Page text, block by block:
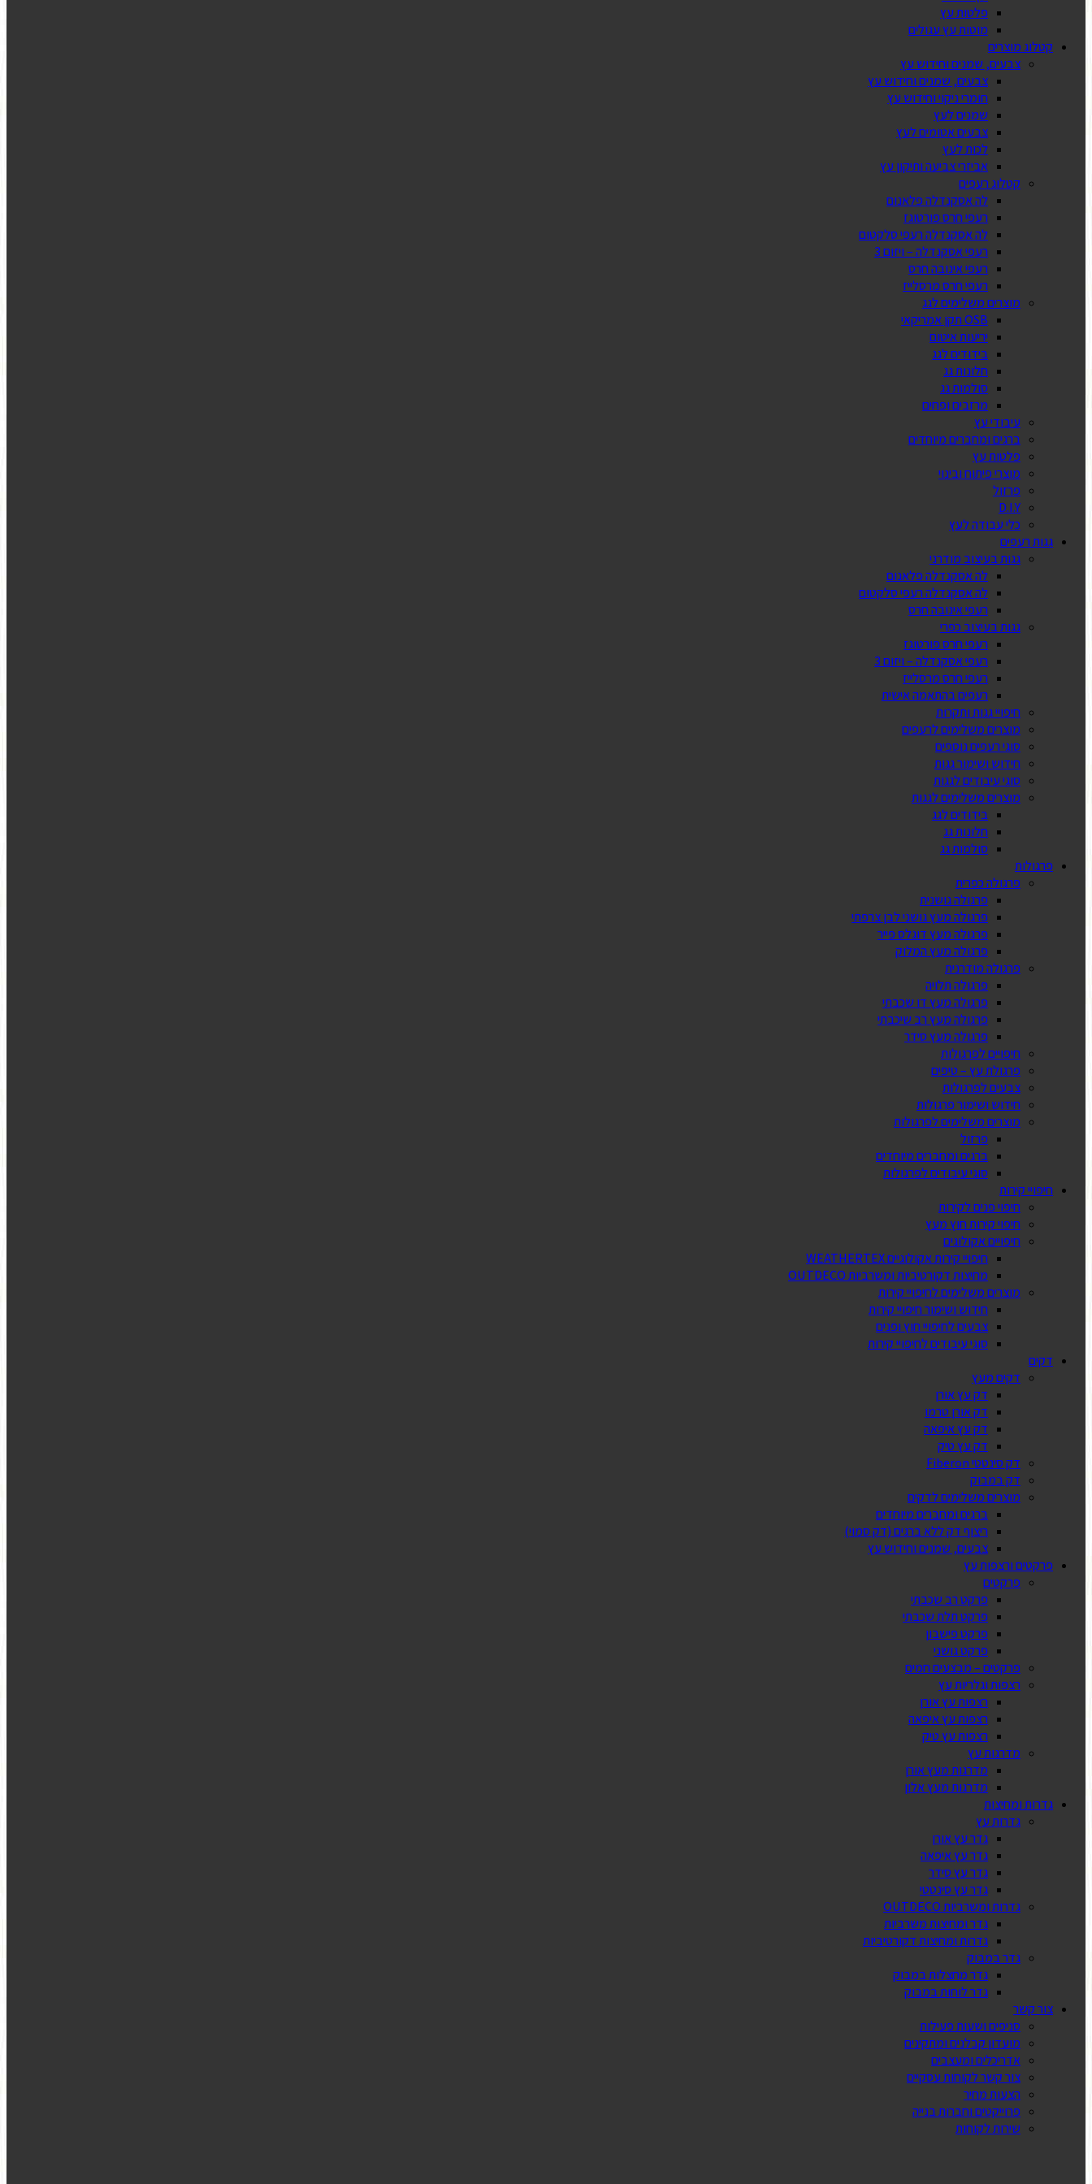
פלטות עץ
מוטות עץ עגולים
קטלוג מוצרים
צבעים, שמנים וחידוש עץ
צבעים, שמנים וחידוש עץ
חומרי ניקוי וחידוש עץ
שמנים לעץ
צבעים אטומים לעץ
לכות לעץ
אביזרי צביעה ותיקון עץ
קטלוג רעפים
לה אסקנדלה פלאנום
רעפי חרס פורטוגז
לה אסקנדלה רעפי סלקטום
רעפי אסקנדלה – ויזום 3
רעפי אינובה חרס
רעפי חרס מרסלייז
מוצרים משלימים לגג
OSB תקן אמריקאי
יריעות איטום
בידודים לגג
חלונות גג
סולמות גג
מרזבים ופחים
עיבודי עץ
ברגים ומחברים מיוחדים
פלטות עץ
מוצרי פיתוח ובינוי
פרזול
D.I.Y
כלי עבודה לעץ
גגות רעפים
גגות בעיצוב מודרני
לה אסקנדלה פלאנום
לה אסקנדלה רעפי סלקטום
רעפי אינובה חרס
גגות בעיצוב כפרי
רעפי חרס פורטוגז
רעפי אסקנדלה – ויזום 3
רעפי חרס מרסלייז
רעפים בהתאמה אישית
חיפויי גגות ותקרות
מוצרים משלימים לרעפים
סוגי רעפים נוספים
חידוש ושימור גגות
סוגי עיבודים לגגות
מוצרים משלימים לגגות
בידודים לגג
חלונות גג
סולמות גג
פרגולות
פרגולה כפרית
פרגולה גושנית
פרגולה מעץ גושני לבן צרפתי
פרגולה מעץ דוגלס פייר
פרגולה מעץ המלוק
פרגולה מודרנית
פרגולה תלויה
פרגולה מעץ דו שכבתי
פרגולה מעץ רב שיכבתי
פרגולה מעץ סידר
חיפויים לפרגולות
פרגולת עץ – טיפים
צבעים לפרגולות
חידוש ושימור פרגולות
מוצרים משלימים לפרגולות
פרזול
ברגים ומחברים מיוחדים
סוגי עיבודים לפרגולות
חיפויי קירות
חיפוי פנים לקירות
חיפוי קירות חוץ מעץ
חיפויים אקולוגים
חיפויי קירות אקולוגיים WEATHERTEX
מחיצות דקורטיביות ומשרביות OUTDECO
מוצרים משלימים לחיפויי קירות
חידוש ושימור חיפויי קירות
צבעים לחיפויי חוץ ופנים
סוגי עיבודים לחיפויי קירות
דקים
דקים מעץ
דק עץ אורן
דק אורן טרמו
דק עץ איפאה
דק עץ טיק
דק סינטטי Fiberon
דק במבוק
מוצרים משלימים לדקים
ברגים ומחברים מיוחדים
ריצוף דק ללא ברגים (דק סמוי)
צבעים, שמנים וחידוש עץ
פרקטים ורצפות עץ
פרקטים
פרקט רב שכבתי
פרקט תלת שכבתי
פרקט פישבון
פרקט גושני
פרקטים – מבצעים חמים
רצפות וגלריות עץ
רצפות עץ אורן
רצפות עץ איפאה
רצפות עץ טיק
מדרגות עץ
מדרגות מעץ אורן
מדרגות מעץ אלון
גדרות ומחיצות
גדרות עץ
גדר עץ אורן
גדר עץ איפאה
גדר עץ סידר
גדר עץ סינטטי
גדרות ומשרביות OUTDECO
גדר ומחיצות משרביות
גדרות ומחיצות דקורטיביות
גדר במבוק
גדר מחצלות במבוק
גדר לוחות במבוק
צור קשר
סניפים ושעות פעילות
מועדון קבלנים ומתקינים
אדריכלים ומעצבים
צור קשר לקוחות עסקיים
הצעות מחיר
פרוייקטים וחברות בנייה
שירות לקוחות